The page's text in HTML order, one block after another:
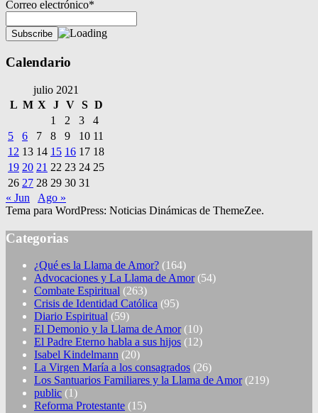
Correo electrónico*
Calendario
julio 2021
L M X J V S D
1
2 3
4
5
6 7 8 9 10 11
12 13 14 15 16 17 18
19 20 21 22 23 24 25
26 27 28 29 30 31
« Jun
Ago »
Tema para WordPress: Noticias Dinámicas de ThemeZee.
Categorias
¿Qué es la Llama de Amor? (164)
Advocaciones y La Llama de Amor(54)
Combate Espiritual (263)
Crisis de Identidad Católica (95)
Diario Espiritual (59)
El Demonio y la Llama de Amor(10)
El Padre Eterno habla a sus hijos (12)
Isabel Kindelmann (20)
La Virgen María a los consagrados (26)
Los Santuarios Familiares y la Llama de Amor(219)
public (1)
Reforma Protestante (15)